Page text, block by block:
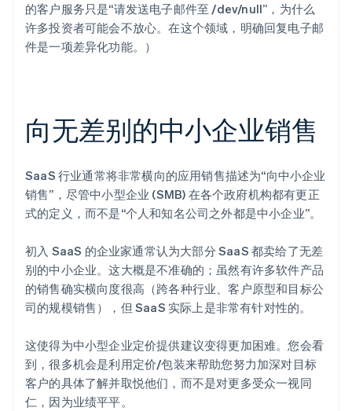
的客户服务只是“请发送电子邮件至 /dev/null”，为什么
许多投资者可能会不放心。在这个领域，明确回复电子邮
件是一项差异化功能。）
向无差别的中小企业销售
SaaS 行业通常将非常横向的应用销售描述为“向中小企业
销售”，尽管中小型企业 (SMB) 在各个政府机构都有更正
式的定义，而不是“个人和知名公司之外都是中小企业”。
初入 SaaS 的企业家通常认为大部分 SaaS 都卖给了无差
别的中小企业。这大概是不准确的；虽然有许多软件产品
的销售确实横向度很高（跨各种行业、客户原型和目标公
司的规模销售），但 SaaS 实际上是非常有针对性的。
这使得为中小型企业定价提供建议变得更加困难。您会看
到，很多机会是利用定价/包装来帮助您努力加深对目标
客户的具体了解并取悦他们，而不是对更多受众一视同
仁，因为业绩平平。